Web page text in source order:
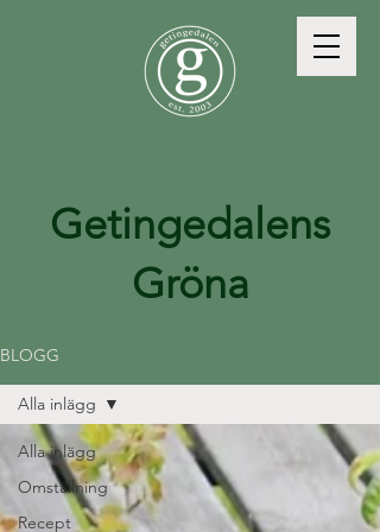
Getingedalens
Gröna
BLOGG
Alla inlägg
Omställning
Recept
Alla inlägg